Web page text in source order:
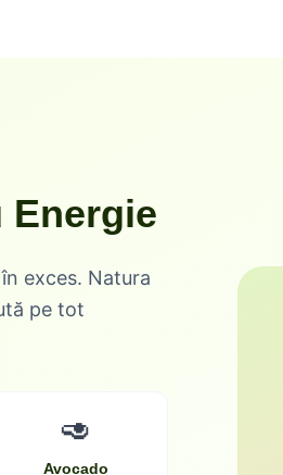
Energie
exces. Natura
pe tot
🥑
Avocado